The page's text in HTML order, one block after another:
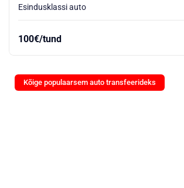
Esindusklassi auto
100€/tund
Kõige populaarsem auto transfeerideks